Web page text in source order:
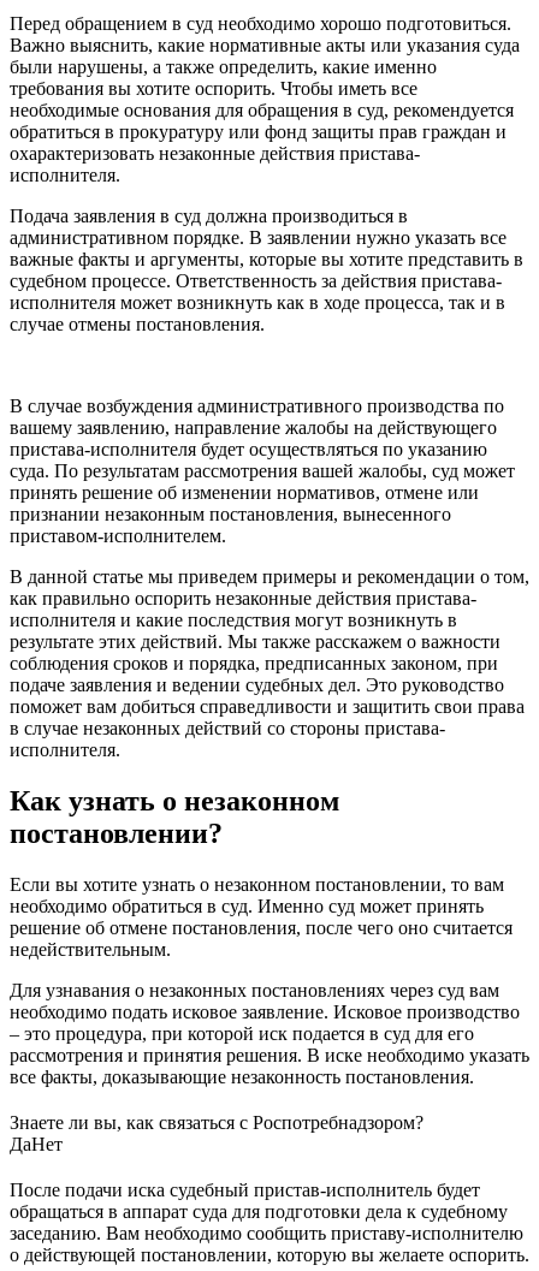
Перед обращением в суд необходимо хорошо подготовиться.
Важно выяснить, какие нормативные акты или указания суда
были нарушены, а также определить, какие именно
требования вы хотите оспорить. Чтобы иметь все
необходимые основания для обращения в суд, рекомендуется
обратиться в прокуратуру или фонд защиты прав граждан и
охарактеризовать незаконные действия пристава-
исполнителя.
Подача заявления в суд должна производиться в
административном порядке. В заявлении нужно указать все
важные факты и аргументы, которые вы хотите представить в
судебном процессе. Ответственность за действия пристава-
исполнителя может возникнуть как в ходе процесса, так и в
случае отмены постановления.
В случае возбуждения административного производства по
вашему заявлению, направление жалобы на действующего
пристава-исполнителя будет осуществляться по указанию
суда. По результатам рассмотрения вашей жалобы, суд может
принять решение об изменении нормативов, отмене или
признании незаконным постановления, вынесенного
приставом-исполнителем.
В данной статье мы приведем примеры и рекомендации о том,
как правильно оспорить незаконные действия пристава-
исполнителя и какие последствия могут возникнуть в
результате этих действий. Мы также расскажем о важности
соблюдения сроков и порядка, предписанных законом, при
подаче заявления и ведении судебных дел. Это руководство
поможет вам добиться справедливости и защитить свои права
в случае незаконных действий со стороны пристава-
исполнителя.
Как узнать о незаконном
постановлении?
Если вы хотите узнать о незаконном постановлении, то вам
необходимо обратиться в суд. Именно суд может принять
решение об отмене постановления, после чего оно считается
недействительным.
Для узнавания о незаконных постановлениях через суд вам
необходимо подать исковое заявление. Исковое производство
– это процедура, при которой иск подается в суд для его
рассмотрения и принятия решения. В иске необходимо указать
все факты, доказывающие незаконность постановления.
Знаете ли вы, как связаться с Роспотребнадзором?
ДаНет
После подачи иска судебный пристав-исполнитель будет
обращаться в аппарат суда для подготовки дела к судебному
заседанию. Вам необходимо сообщить приставу-исполнителю
о действующей постановлении, которую вы желаете оспорить.